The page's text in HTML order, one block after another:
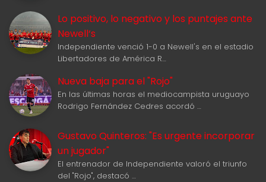
Lo positivo, lo negativo y los puntajes ante
Newell‘s
Independiente venció 1-0 a Newell's en el estadio
Libertadores de América R…
Nueva baja para el "Rojo"
En las últimas horas el mediocampista uruguayo
Rodrigo Fernández Cedres acordó …
Gustavo Quinteros: "Es urgente incorporar
un jugador"
El entrenador de Independiente valoró el triunfo
del "Rojo", destacó …